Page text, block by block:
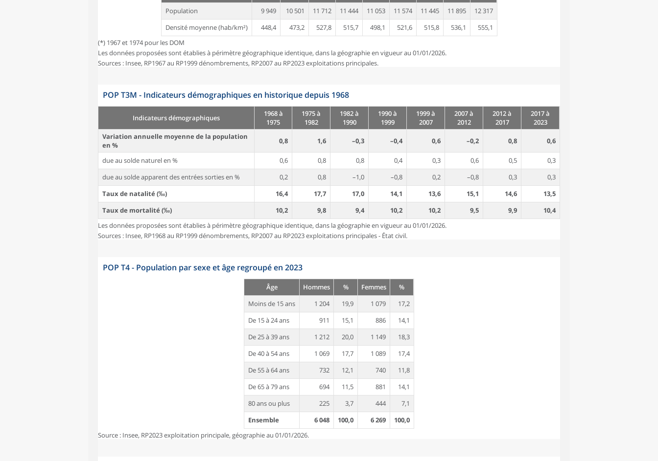
Population
9 949 10 501 11 712 11 444 11 053 11 574 11 445 11 895
12 317
Densité moyenne (hab/km²)
448,4 473,2 527,8 515,7 498,1 521,6 515,8 536,1
555,1
(*) 1967 et 1974 pour les DOM
Les données proposées sont établies à périmètre géographique identique, dans la géographie en vigueur au 01/01/2026.
Sources : Insee, RP1967 au RP1999 dénombrements, RP2007 au RP2023 exploitations principales.
POP T3M - Indicateurs démographiques en historique depuis 1968
Indicateurs démographiques
1968 à
1975
1975 à
1982
1982 à
1990
1990 à
1999
1999 à
2007
2007 à
2012
2012 à
2017
2017 à
2023
Variation annuelle moyenne de la population
en %
0,8 1,6 –0,3 –0,4 0,6 –0,2 0,8 0,6
due au solde naturel en % 0,6 0,8 0,8 0,4 0,3 0,6 0,5
0,3
due au solde apparent des entrées sorties en %
0,2 0,8 –1,0 –0,8 0,2 –0,8 0,3
0,3
Taux de natalité (‰)
16,4 17,7 17,0 14,1 13,6 15,1 14,6
13,5
Taux de mortalité (‰)
10,2 9,8 9,4 10,2 10,2 9,5 9,9
10,4
Les données proposées sont établies à périmètre géographique identique, dans la géographie en vigueur au 01/01/2026.
Sources : Insee, RP1968 au RP1999 dénombrements, RP2007 au RP2023 exploitations principales - État civil.
POP T4 - Population par sexe et âge regroupé en 2023
Âge Hommes % Femmes
%
Moins de 15 ans
1 204 19,9 1 079
17,2
De 15 à 24 ans
911 15,1 886
14,1
De 25 à 39 ans
1 212 20,0 1 149
18,3
De 40 à 54 ans
1 069 17,7 1 089
17,4
De 55 à 64 ans
732 12,1 740
11,8
De 65 à 79 ans
694 11,5 881
14,1
80 ans ou plus
225 3,7 444
7,1
Ensemble
6 048 100,0 6 269
100,0
Source : Insee, RP2023 exploitation principale, géographie au 01/01/2026.